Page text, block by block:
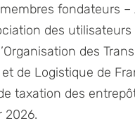
fondateurs
des
des
de Logistique de
taxation des
2026.